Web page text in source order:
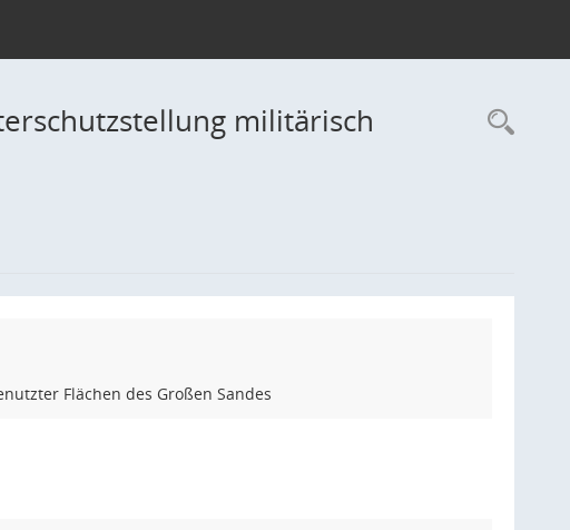
militärisch
Flächen des Großen Sandes